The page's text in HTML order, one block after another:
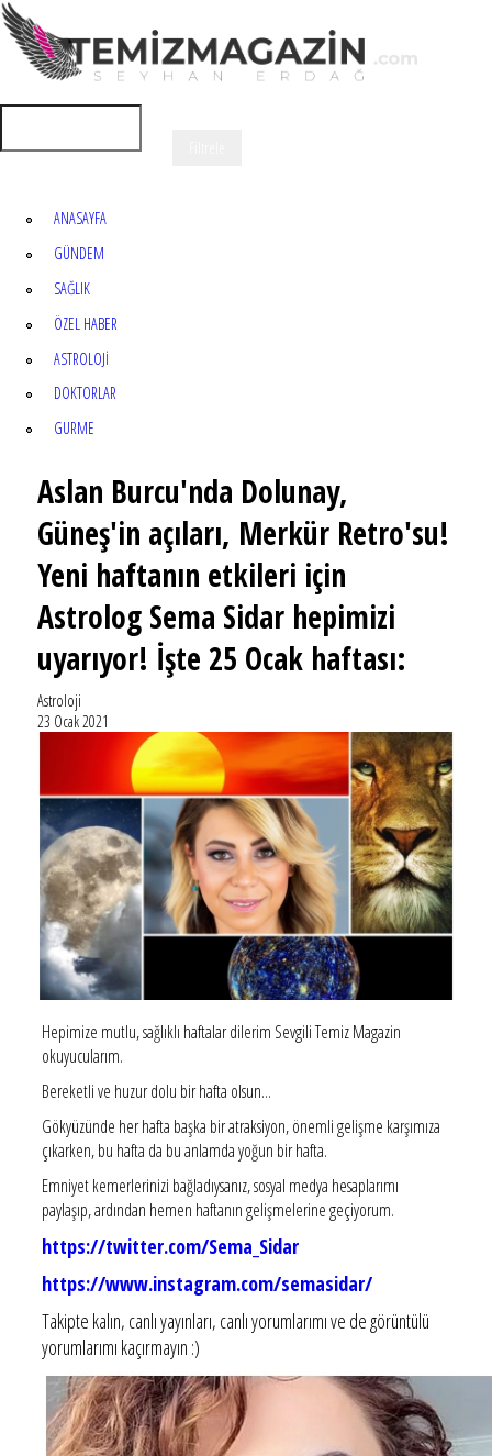
ANASAYFA
GÜNDEM
SAĞLIK
ÖZEL HABER
ASTROLOJİ
DOKTORLAR
GURME
Aslan Burcu'nda Dolunay,
Güneş'in açıları, Merkür Retro'su!
Yeni haftanın etkileri için
Astrolog Sema Sidar hepimizi
uyarıyor! İşte 25 Ocak haftası:
Astroloji
23 Ocak 2021
Hepimize mutlu, sağlıklı haftalar dilerim Sevgili Temiz Magazin
okuyucularım.
Bereketli ve huzur dolu bir hafta olsun...
Gökyüzünde her hafta başka bir atraksiyon, önemli gelişme karşımıza
çıkarken, bu hafta da bu anlamda yoğun bir hafta.
Emniyet kemerlerinizi bağladıysanız, sosyal medya hesaplarımı
paylaşıp, ardından hemen haftanın gelişmelerine geçiyorum.
https://twitter.com/Sema_Sidar
https://www.instagram.com/semasidar/
Takipte kalın, canlı yayınları, canlı yorumlarımı ve de görüntülü
yorumlarımı kaçırmayın :)